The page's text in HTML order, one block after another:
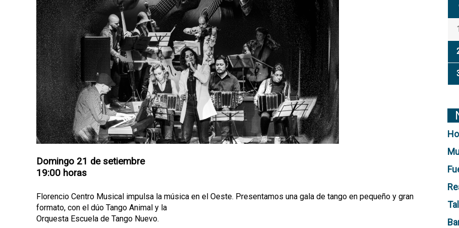
Domingo 21 de setiembre
19:00 horas
Florencio Centro Musical impulsa la música en el Oeste. Presentamos una gala de tango en pequeño y gran
formato, con el dúo Tango Animal y la
Orquesta Escuela de Tango Nuevo.
p
a
l